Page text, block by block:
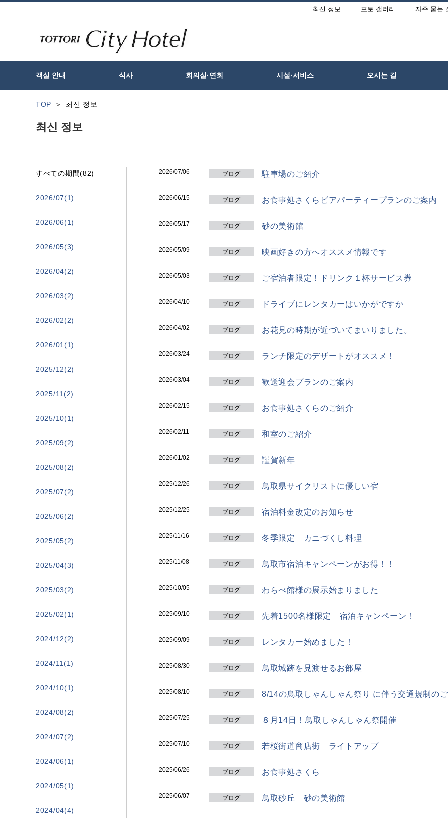
최신 정보 포토 갤러리 자주 묻는
객실 안내 식사 회의실·연회 시설·서비스 오시는 길
TOP 최신 정보
최신 정보
すべての期間(82)
2026/07(1)
2026/06(1)
2026/05(3)
2026/04(2)
2026/03(2)
2026/02(2)
2026/01(1)
2025/12(2)
2025/11(2)
2025/10(1)
2025/09(2)
2025/08(2)
2025/07(2)
2025/06(2)
2025/05(2)
2025/04(3)
2025/03(2)
2025/02(1)
2024/12(2)
2024/11(1)
2024/10(1)
2024/08(2)
2024/07(2)
2024/06(1)
2024/05(1)
2024/04(4)
2026/07/06 ブログ 駐車場のご紹介
2026/06/15 ブログ お食事処さくらビアパーティープランのご案内
2026/05/17 ブログ 砂の美術館
2026/05/09 ブログ 映画好きの方へオススメ情報です
2026/05/03 ブログ ご宿泊者限定！ドリンク１杯サービス券
2026/04/10 ブログ ドライブにレンタカーはいかがですか
2026/04/02 ブログ お花見の時期が近づいてまいりました。
2026/03/24 ブログ ランチ限定のデザートがオススメ！
2026/03/04 ブログ 歓送迎会プランのご案内
2026/02/15 ブログ お食事処さくらのご紹介
2026/02/11 ブログ 和室のご紹介
2026/01/02 ブログ 謹賀新年
2025/12/26 ブログ 鳥取県サイクリストに優しい宿
2025/12/25 ブログ 宿泊料金改定のお知らせ
2025/11/16 ブログ 冬季限定 カニづくし料理
2025/11/08 ブログ 鳥取市宿泊キャンペーンがお得！！
2025/10/05 ブログ わらべ館様の展示始まりました
2025/09/10 ブログ 先着1500名様限定 宿泊キャンペーン！
2025/09/09 ブログ レンタカー始めました！
2025/08/30 ブログ 鳥取城跡を見渡せるお部屋
2025/08/10 ブログ 8/14の鳥取しゃんしゃん祭り に伴う交通規制の
2025/07/25 ブログ ８月14日！鳥取しゃんしゃん祭開催
2025/07/10 ブログ 若桜街道商店街 ライトアップ
2025/06/26 ブログ お食事処さくら
2025/06/07 ブログ 鳥取砂丘 砂の美術館